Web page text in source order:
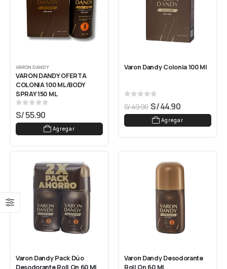
VARON DANDY
VARON DANDY OFERTA
COLONIA 100 ML/BODY
SPRAY 150 ML
S/55.90
Agregar
Varon Dandy Colonia 100 Ml
S/49.90 S/44.90
Agregar
Varon Dandy Pack Dúo
Desodorante Roll On 60 Ml
Varon Dandy Desodorante
Roll On 60 Ml